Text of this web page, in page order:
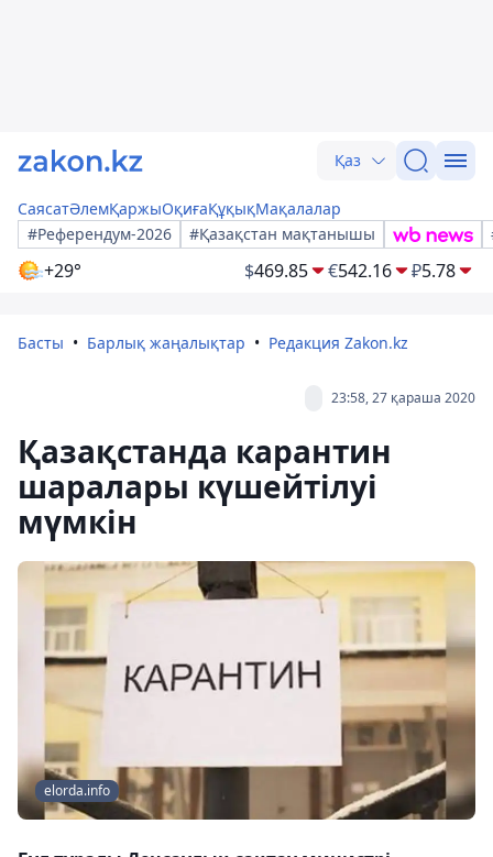
Қаз
СаясатӘлемҚаржыОқиғаҚұқықМақалалар
#Референдум-2026
#Қазақстан мақтанышы
+29° $469.85 €542.16 ₽5.78
Басты Барлық жаңалықтар Редакция Zakon.kz
23:58, 27 қараша 2020
Қазақстанда карантин
шаралары күшейтілуі
мүмкін
elorda.info